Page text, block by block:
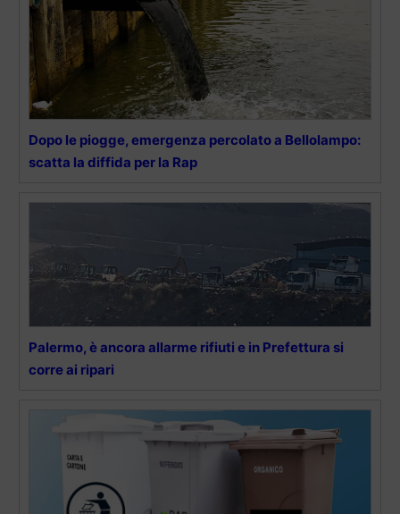
Dopo le piogge, emergenza percolato a Bellolampo:
scatta la diffida per la Rap
Palermo, è ancora allarme rifiuti e in Prefettura si
corre ai ripari